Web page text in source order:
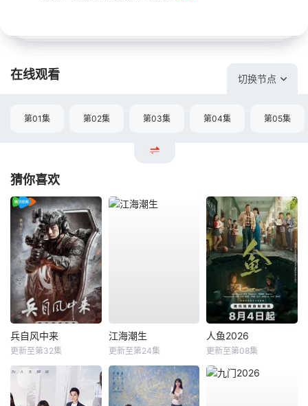
在线观看 切换节点
第01集 第02集 第03集 第04集 第05集
猜你喜欢
兵自风中来
更新至第32集
江海潮生
更新至第24集
人鱼2026
更新至第08集